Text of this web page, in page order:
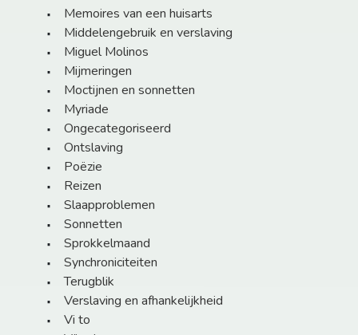
Memoires van een huisarts
Middelengebruik en verslaving
Miguel Molinos
Mijmeringen
Moctijnen en sonnetten
Myriade
Ongecategoriseerd
Ontslaving
Poëzie
Reizen
Slaapproblemen
Sonnetten
Sprokkelmaand
Synchroniciteiten
Terugblik
Verslaving en afhankelijkheid
Vi to